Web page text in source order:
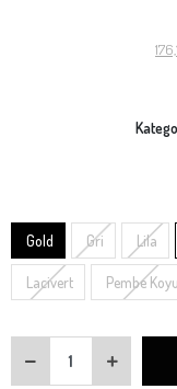
Gold Gri Lila
Lacivert Pembe Koyu